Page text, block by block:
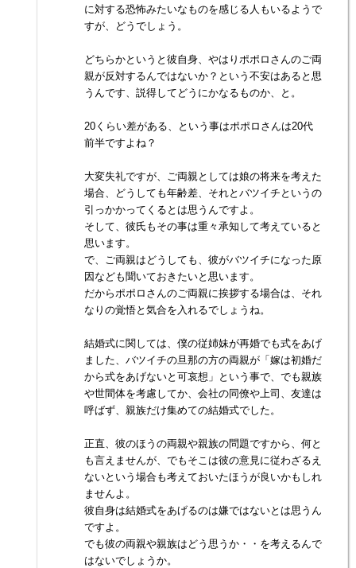
に対する恐怖みたいなものを感じる人もいるようで
すが、どうでしょう。
どちらかというと彼自身、やはりポポロさんのご両
親が反対するんではないか？という不安はあると思
うんです、説得してどうにかなるものか、と。
20くらい差がある、という事はポポロさんは20代
前半ですよね？
大変失礼ですが、ご両親としては娘の将来を考えた
場合、どうしても年齢差、それとバツイチというの
引っかかってくるとは思うんですよ。
そして、彼氏もその事は重々承知して考えていると
思います。
で、ご両親はどうしても、彼がバツイチになった原
因なども聞いておきたいと思います。
だからポポロさんのご両親に挨拶する場合は、それ
なりの覚悟と気合を入れるでしょうね。
結婚式に関しては、僕の従姉妹が再婚でも式をあげ
ました、バツイチの旦那の方の両親が「嫁は初婚だ
から式をあげないと可哀想」という事で、でも親族
や世間体を考慮してか、会社の同僚や上司、友達は
呼ばず、親族だけ集めての結婚式でした。
正直、彼のほうの両親や親族の問題ですから、何と
も言えませんが、でもそこは彼の意見に従わざるえ
ないという場合も考えておいたほうが良いかもしれ
ませんよ。
彼自身は結婚式をあげるのは嫌ではないとは思うん
ですよ。
でも彼の両親や親族はどう思うか・・を考えるんで
はないでしょうか。